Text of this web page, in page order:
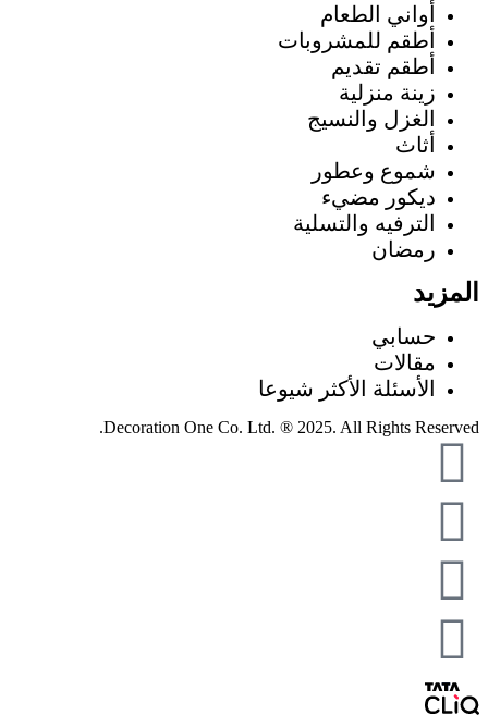
أواني الطعام
أطقم للمشروبات
أطقم تقديم
زينة منزلية
الغزل والنسيج
أثاث
شموع وعطور
ديكور مضيء
الترفيه والتسلية
رمضان
المزيد
حسابي
مقالات
الأسئلة الأكثر شيوعا
Decoration One Co. Ltd. ® 2025. All Rights Reserved.